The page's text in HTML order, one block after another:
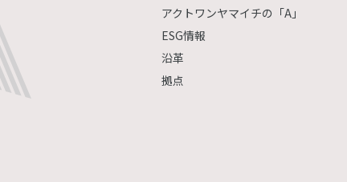
アクトワンヤマイチの「A」
ESG情報
沿革
拠点